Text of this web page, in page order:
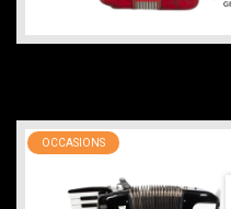
OCCASIONS